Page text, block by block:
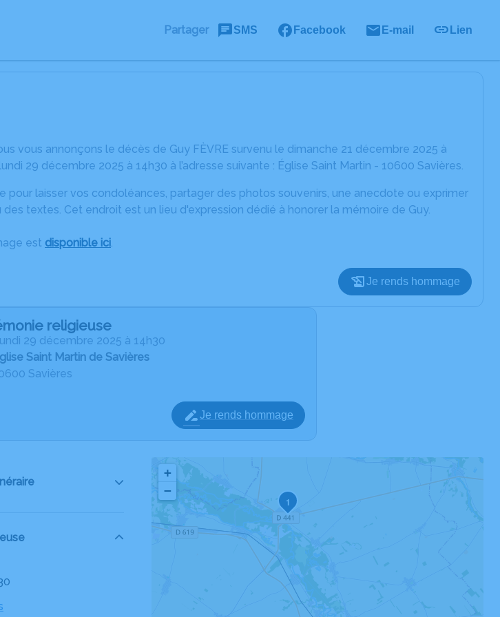
Partager SMS Facebook E-mail Lien
vous annonçons le décès de Guy FÈVRE survenu le dimanche 21 décembre 2025 à
29 décembre 2025 à 14h30 à l’adresse suivante : Église Saint Martin - 10600 Savières.
pour laisser vos condoléances, partager des photos souvenirs, une anecdote ou exprimer
textes. Cet endroit est un lieu d'expression dédié à honorer la mémoire de Guy.
est disponible ici.
Je rends hommage
religieuse
lundi 29 décembre 2025 à 14h30
Saint Martin de Savières
Savières
Je rends hommage
1
+
−